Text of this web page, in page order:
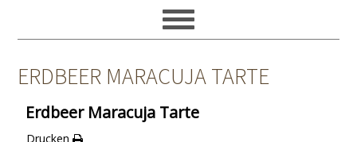
ERDBEER MARACUJA TARTE
Erdbeer Maracuja Tarte
Drucken